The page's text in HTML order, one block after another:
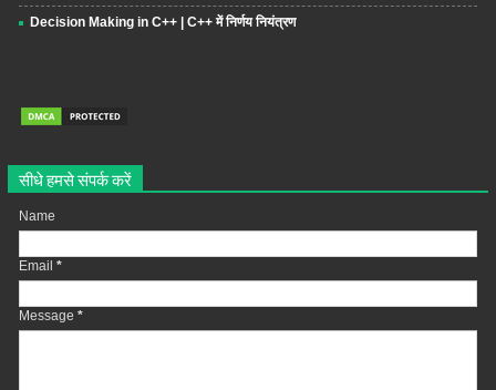
Decision Making in C++ | C++ में निर्णय नियंत्रण
सीधे हमसे संपर्क करें
Name
Email *
Message *